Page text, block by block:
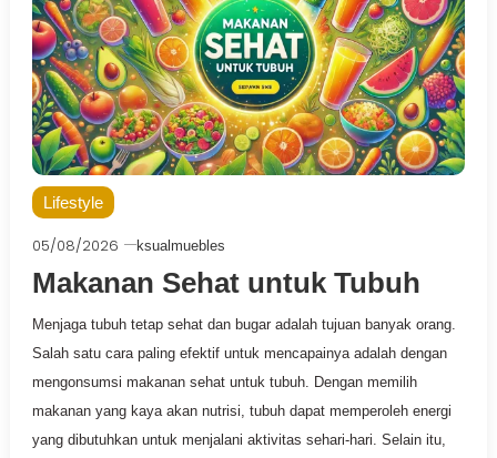
Lifestyle
05/08/2026 ksualmuebles
Makanan Sehat untuk Tubuh
Menjaga tubuh tetap sehat dan bugar adalah tujuan banyak orang.
Salah satu cara paling efektif untuk mencapainya adalah dengan
mengonsumsi makanan sehat untuk tubuh. Dengan memilih
makanan yang kaya akan nutrisi, tubuh dapat memperoleh energi
yang dibutuhkan untuk menjalani aktivitas sehari-hari. Selain itu,